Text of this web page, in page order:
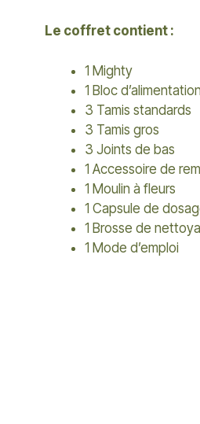
Le coffret contient :
1 Mighty
1 Bloc
3 Tamis standards
3 Tamis gros
3 Joints de bas
1 Accessoire de
1 Moulin à fleurs
1 Capsule de
1 Brosse de
1 Mode d’emploi